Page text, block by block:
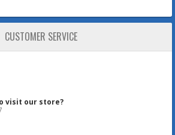
CUSTOMER SERVICE
visit our store?